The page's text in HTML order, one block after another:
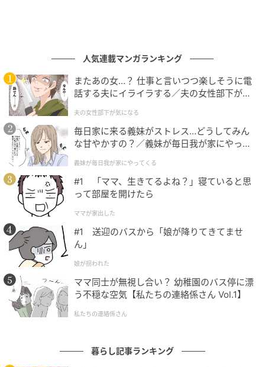
医療機関向けの製薬会社がつくる日焼け止めスプレ
ー。完全ノンケミカルで、サンゴなどの海洋生態系へ
の影響を配慮したリーフセーフ処方。新生児から大人
まで使えるやさしさで、お湯でオフできる。虫が嫌が
る精油を配合。
《soil》の脱臭剤
人気連載マンガランキング
またあの女…？ 仕事と言いつつ楽しそうに電
話する夫にイライラする／夫の女性部下が気
夫の女性部下が気になる
毎日家に来る義妹がストレス…どうしてみん
な甘やかすの？／義妹が毎日我が家にやって
が】
義妹が毎日我が家にやってくる
#1 「ママ、生きてるよね？」寝ていると思
って部屋を開けたら
ママが家出した
#1 送迎のバスから「娘が降りてきてませ
ん」
娘が拐われた
ママ同士が無視し合い？ 幼稚園のバス停に漂
う不穏な空気【私たちの連絡係さん Vol.1】
私たちの連絡係さん
暮らし記事ランキング